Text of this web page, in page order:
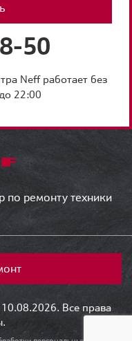
50
Neff работает без
22:00
по ремонту техники
Все права